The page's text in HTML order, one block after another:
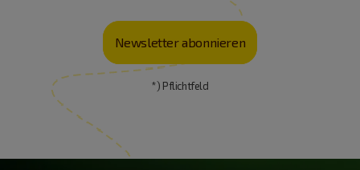
Newsletter abonnieren
*) Pflichtfeld